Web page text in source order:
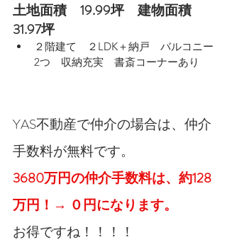
土地面積　19.99坪　建物面積
31.97坪
２階建て　２LDK＋納戸　バルコニー
2つ　収納充実　書斎コーナーあり
YAS不動産で仲介の場合は、仲介
手数料が無料です。
3680万円の仲介手数料は、約128
万円！→ ０円になります。
お得ですね！！！！